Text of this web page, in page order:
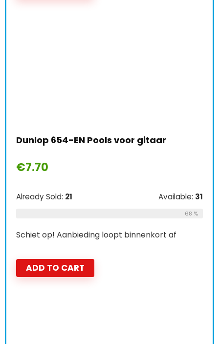
Dunlop 654-EN Pools voor gitaar
€7.70
Already Sold: 21 Available: 31
68 %
Schiet op! Aanbieding loopt binnenkort af
ADD TO CART